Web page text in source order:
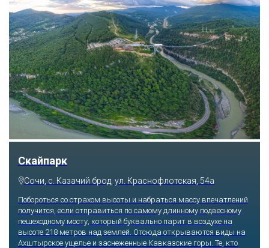
Скайпарк
Сочи, с. Казачий брод, ул. Краснофлотская, 54а
Побороться со страхом высоты и набраться массу впечатлений
получится, если отправиться по самому длинному подвесному
пешеходному мосту, который буквально парит в воздухе на
высоте 218 метров над землей. Отсюда открываются виды на
Ахштырское ущелье и заснеженные Кавказские горы. Те, кто